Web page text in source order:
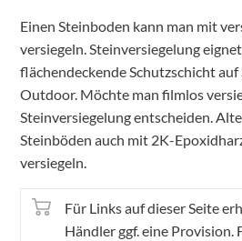
Einen Steinboden kann man mit
versiegeln. Steinversiegelung
flächendeckende Schutzschicht
Outdoor. Möchte man filmlos
Steinversiegelung entscheiden.
Steinböden auch mit 2K-
versiegeln.
Für Links auf dieser Seite
Händler ggf. eine Provision.